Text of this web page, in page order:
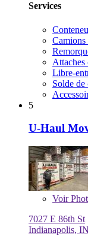
Services
Camions
Attaches
Libre-
Solde de
5
U-Haul
Voir
7027 E 86th St
Indianapolis,